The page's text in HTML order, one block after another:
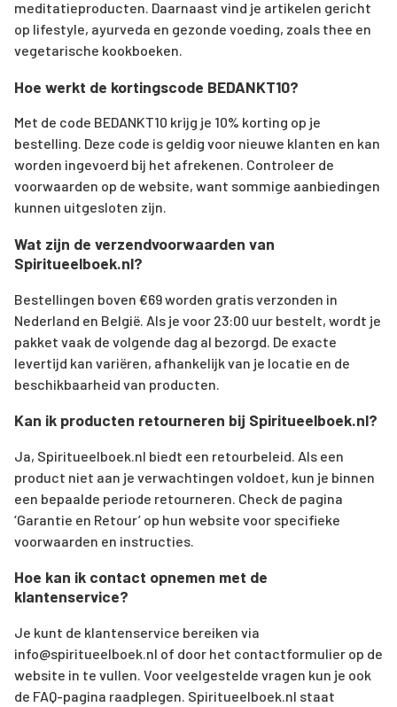
meditatieproducten. Daarnaast vind je artikelen gericht
op lifestyle, ayurveda en gezonde voeding, zoals thee en
vegetarische kookboeken.
Hoe werkt de kortingscode BEDANKT10?
Met de code BEDANKT10 krijg je 10% korting op je
bestelling. Deze code is geldig voor nieuwe klanten en kan
worden ingevoerd bij het afrekenen. Controleer de
voorwaarden op de website, want sommige aanbiedingen
kunnen uitgesloten zijn.
Wat zijn de verzendvoorwaarden van
Spiritueelboek.nl?
Bestellingen boven €69 worden gratis verzonden in
Nederland en België. Als je voor 23:00 uur bestelt, wordt je
pakket vaak de volgende dag al bezorgd. De exacte
levertijd kan variëren, afhankelijk van je locatie en de
beschikbaarheid van producten.
Kan ik producten retourneren bij Spiritueelboek.nl?
Ja, Spiritueelboek.nl biedt een retourbeleid. Als een
product niet aan je verwachtingen voldoet, kun je binnen
een bepaalde periode retourneren. Check de pagina
‘Garantie en Retour’ op hun website voor specifieke
voorwaarden en instructies.
Hoe kan ik contact opnemen met de
klantenservice?
Je kunt de klantenservice bereiken via
info@spiritueelboek.nl of door het contactformulier op de
website in te vullen. Voor veelgestelde vragen kun je ook
de FAQ-pagina raadplegen. Spiritueelboek.nl staat